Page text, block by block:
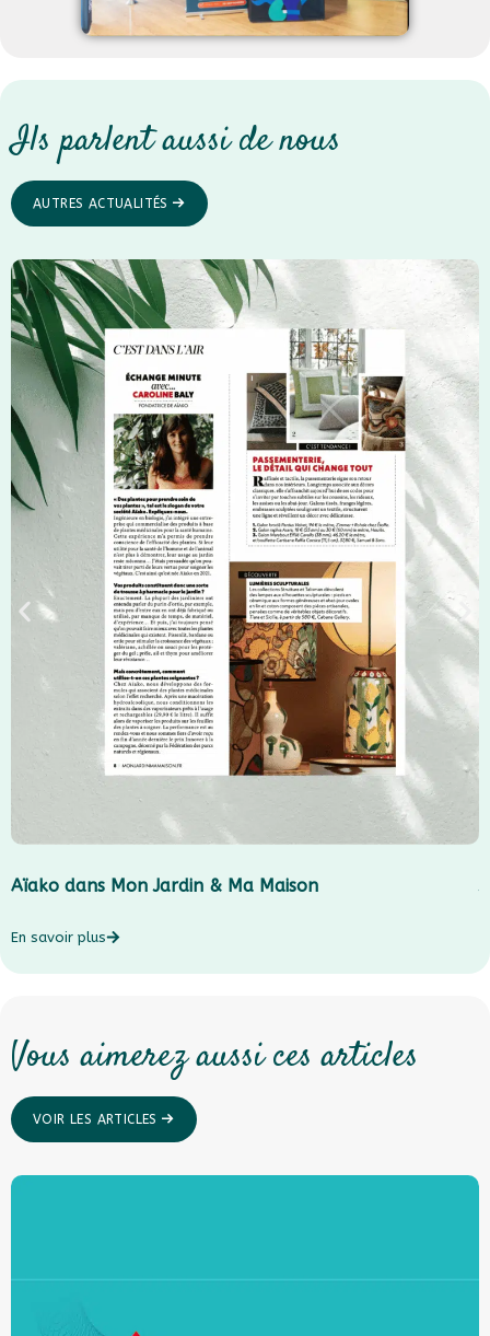
Ils parlent aussi de nous
AUTRES ACTUALITÉS
Aïako dans Mon Jardin & Ma Maison
En savoir plus
Vous aimerez aussi ces articles
VOIR LES ARTICLES